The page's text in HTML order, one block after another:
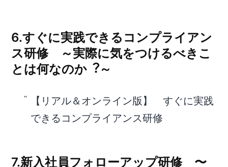
6.すぐに実践できるコンプライアン
ス研修 ～実際に気をつけるべきこ
とは何なのか︖～
【リアル＆オンライン版】 すぐに実践
できるコンプライアンス研修
7.新入社員フォローアップ研修 〜